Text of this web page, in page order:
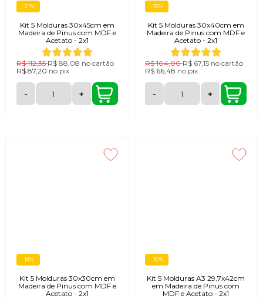
-21%
Kit 5 Molduras 30x45cm em
Madeira de Pinus com MDF e
Acetato - 2x1
R$ 112,35R$ 88,08 no cartão
R$ 87,20 no pix
- +
-35%
Kit 5 Molduras 30x40cm em
Madeira de Pinus com MDF e
Acetato - 2x1
R$ 104,00R$ 67,15 no cartão
R$ 66,48 no pix
- +
-18%
Kit 5 Molduras 30x30cm em
Madeira de Pinus com MDF e
Acetato - 2x1
-30%
Kit 5 Molduras A3 29,7x42cm
em Madeira de Pinus com
MDF e Acetato - 2x1